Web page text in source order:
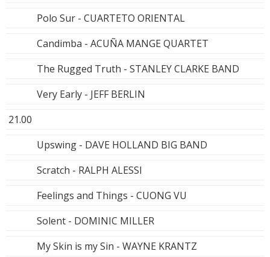
Polo Sur - CUARTETO ORIENTAL
Candimba - ACUÑA MANGE QUARTET
The Rugged Truth - STANLEY CLARKE BAND
Very Early - JEFF BERLIN
21.00
Upswing - DAVE HOLLAND BIG BAND
Scratch - RALPH ALESSI
Feelings and Things - CUONG VU
Solent - DOMINIC MILLER
My Skin is my Sin - WAYNE KRANTZ